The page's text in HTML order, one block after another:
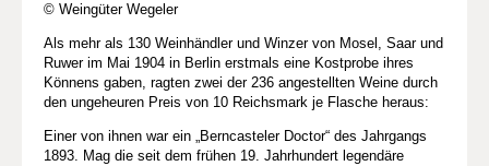
© Weingüter Wegeler
Als mehr als 130 Weinhändler und Winzer von Mosel, Saar und
Ruwer im Mai 1904 in Berlin erstmals eine Kostprobe ihres
Könnens gaben, ragten zwei der 236 angestellten Weine durch
den ungeheuren Preis von 10 Reichsmark je Flasche heraus:
Einer von ihnen war ein „Berncasteler Doctor“ des Jahrgangs
1893. Mag die seit dem frühen 19. Jahrhundert legendäre